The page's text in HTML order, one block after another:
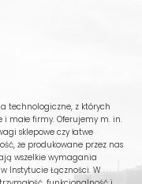
technologiczne, z których
małe firmy. Oferujemy m. in.
sklepowe czy łatwe
że produkowane przez nas
wszelkie wymagania
Instytucie Łączności. W